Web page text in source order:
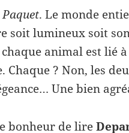
. Le monde
soit lumineux soit
animal est lié à
Chaque ? Non, les
Une bien
bonheur de lire